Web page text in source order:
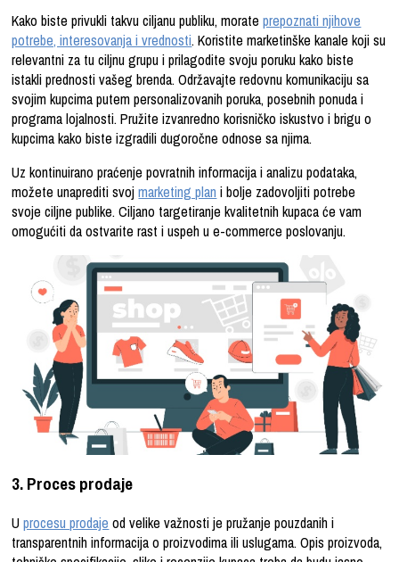
Kako biste privukli takvu ciljanu publiku, morateprepoznati njihove
potrebe, interesovanja i vrednosti. Koristite marketinške kanale koji su
relevantni za tu ciljnu grupu i prilagodite svoju poruku kako biste
istakli prednosti vašeg brenda. Održavajte redovnu komunikaciju sa
svojim kupcima putem personalizovanih poruka, posebnih ponuda i
programa lojalnosti. Pružite izvanredno korisničko iskustvo i brigu o
kupcima kako biste izgradili dugoročne odnose sa njima.
Uz kontinuirano praćenje povratnih informacija i analizu podataka,
možete unaprediti svojmarketing plan i bolje zadovoljiti potrebe
svoje ciljne publike. Ciljano targetiranje kvalitetnih kupaca će vam
omogućiti da ostvarite rast i uspeh u e-commerce poslovanju.
3. Proces prodaje
Uprocesu prodaje od velike važnosti je pružanje pouzdanih i
transparentnih informacija o proizvodima ili uslugama. Opis proizvoda,